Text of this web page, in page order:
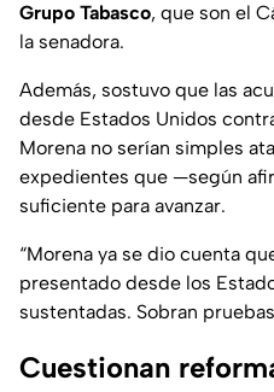
Grupo Tabasco, que son el
la senadora.
Además, sostuvo que las
desde Estados Unidos
Morena no serían simples
expedientes que —según
suficiente para avanzar.
“Morena ya se dio cuenta
presentado desde los
sustentadas. Sobran
Cuestionan